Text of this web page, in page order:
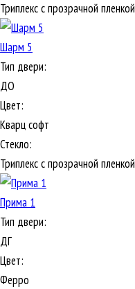
Триплекс с прозрачной пленкой
Шарм 5
Тип двери:
ДО
Цвет:
Кварц софт
Стекло:
Триплекс с прозрачной пленкой
Прима 1
Тип двери:
ДГ
Цвет:
Ферро